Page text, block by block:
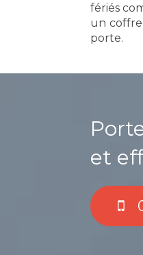
fériés
un
porte.
et